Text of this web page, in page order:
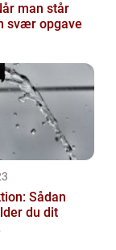
man står
svær opgave
Sådan
du dit